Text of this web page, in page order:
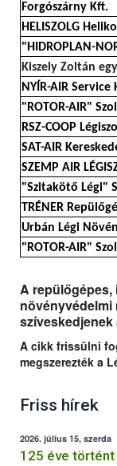
Forgószárny Kft.
HELISZOLG
"HIDROPLAN-
Kiszely Zoltán
NYÍR-AIR
"ROTOR-AIR"
RSZ-COOP
SAT-AIR
SZEMP AIR
"Szitakötő Légi"
TRÉNER
Urbán Légi
"ROTOR-AIR"
A repülőgépes,
növényvédelmi
A cikk frissülni
megszerezték a
Friss hírek
2026. július 15, szerda
125 éve történt